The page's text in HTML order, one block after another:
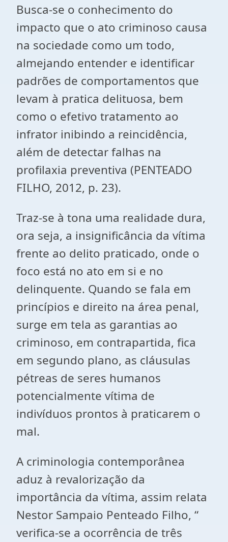
Busca-se o conhecimento do
impacto que o ato criminoso causa
na sociedade como um todo,
almejando entender e identificar
padrões de comportamentos que
levam à pratica delituosa, bem
como o efetivo tratamento ao
infrator inibindo a reincidência,
além de detectar falhas na
profilaxia preventiva (PENTEADO
FILHO, 2012, p. 23).
Traz-se à tona uma realidade dura,
ora seja, a insignificância da vítima
frente ao delito praticado, onde o
foco está no ato em si e no
delinquente. Quando se fala em
princípios e direito na área penal,
surge em tela as garantias ao
criminoso, em contrapartida, fica
em segundo plano, as cláusulas
pétreas de seres humanos
potencialmente vítima de
indivíduos prontos à praticarem o
mal.
A criminologia contemporânea
aduz à revalorização da
importância da vítima, assim relata
Nestor Sampaio Penteado Filho, “
verifica-se a ocorrência de três